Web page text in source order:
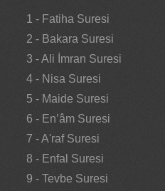
1 - Fatiha Suresi
2 - Bakara Suresi
3 - Ali İmran Suresi
4 - Nisa Suresi
5 - Maide Suresi
6 - En’âm Suresi
7 - A'raf Suresi
8 - Enfal Suresi
9 - Tevbe Suresi